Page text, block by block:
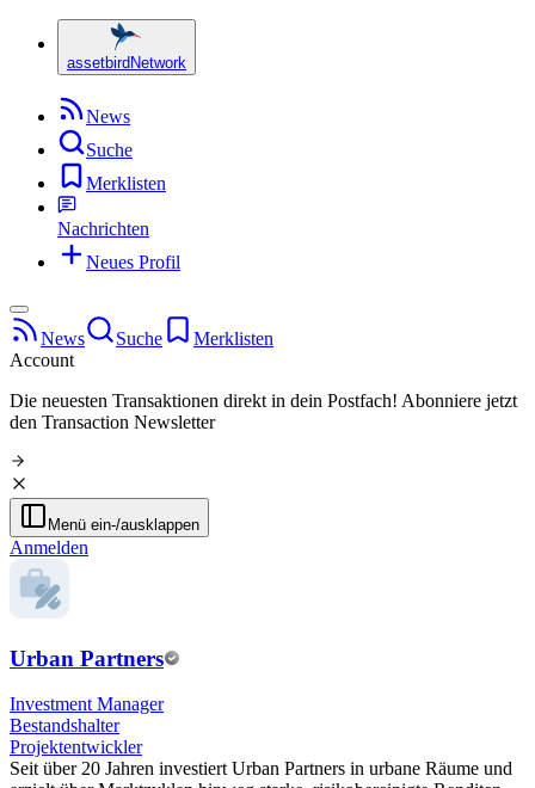
assetbird Network
News
Suche
Merklisten
Nachrichten
Neues Profil
News Suche
Merklisten
Account
Die neuesten Transaktionen direkt in dein Postfach! Abonniere jetzt
den Transaction Newsletter
Menü ein-/ausklappen
Anmelden
Urban Partners
Investment Manager
Bestandshalter
Projektentwickler
Seit über 20 Jahren investiert Urban Partners in urbane Räume und